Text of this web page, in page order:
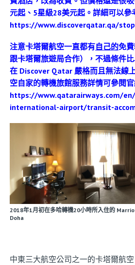
元起、5星級28美元起。詳細可以參
https://www.discoverqatar.qa/
注意卡塔爾航空一直都有自己的免
跟卡塔爾旅遊局合作），不過條件
在 Discover Qatar 嚴格而且無法線
空自家的轉機旅館服務詳情可參閱官
https://www.qatarairways.com/
international-airport/transit-
2018年1月初在多哈轉機20小時所入住的
Doha
中東三大航空公司之一的卡塔爾航